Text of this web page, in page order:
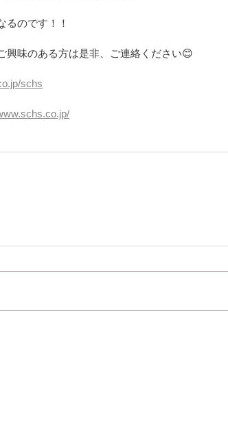
るのです！！
興味のある方は是非、ご連絡ください😊
schs